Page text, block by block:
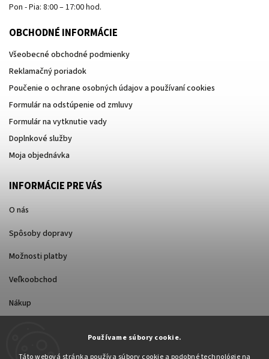
Používame súbory cookie.
Táto webová stránka používa súbory cookie a podobné technológie na
Pon - Pia: 8:00 – 17:00 hod.
OBCHODNÉ INFORMÁCIE
Všeobecné obchodné podmienky
Reklamačný poriadok
Poučenie o ochrane osobných údajov a používaní cookies
Formulár na odstúpenie od zmluvy
Formulár na vytknutie vady
Doplnkové služby
Moja objednávka
INFORMÁCIE PRE VÁS
O nás
Spôsoby dopravy
Možnosti platby
Veľkoobchod
Nákup